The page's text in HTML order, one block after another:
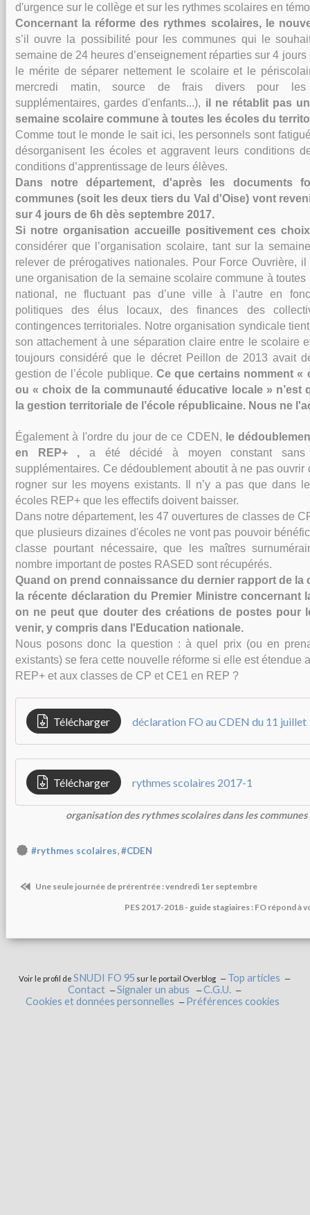
d'urgence sur le collège et sur les rythmes scolaires en
Concernant la réforme des rythmes scolaires, l e
s’il ouvre la possibilité pour les communes qui le
semaine de 24 heures d’enseignement réparties sur 4
le mérite de séparer nettement le scolaire et le
mercredi matin, source de frais divers pour les
supplémentaires, gardes d'enfants...), il
ne rétablit pas
semaine scolaire commune à toutes les écoles du
Comme tout le monde le sait ici, les personnels sont
désorganisent les écoles et aggravent leurs conditions
conditions d’apprentissage de leurs élèves.
Dans notre département, d'après les documents
communes (soit les deux tiers du Val d'Oise) vont
sur 4 jours de 6h dès septembre 2017.
Si notre organisation accueille positivement ces choix
considérer que l’organisation scolaire, tant sur la
relever de prérogatives nationales. Pour Force Ouvrière,
une organisation de la semaine scolaire commune à
national, ne fluctuant pas d’une ville à l’autre en
politiques des élus locaux, des finances des
contingences territoriales. Notre organisation syndicale
son attachement à une séparation claire entre le scolaire
toujours considéré que le décret Peillon de 2013 avait
gestion de l’école publique. Ce que certains nomment «
ou « choix de la communauté éducative locale » n’est
la gestion territoriale de l’école républicaine. Nous ne
Également à l'ordre du jour de ce CDEN, le
en REP+ , a
été décidé à moyen constant
supplémentaires. Ce dédoublement aboutit à ne pas ouvrir
rogner sur les moyens existants. Il n’y a pas que dans
écoles REP+ que les effectifs doivent baisser.
Dans notre département, les 47 ouvertures de classes de
que plusieurs dizaines d'écoles ne vont pas pouvoir
classe pourtant nécessaire, que les maîtres
nombre important de postes RASED sont récupérés.
Quand on prend connaissance du dernier rapport de la
la récente déclaration du Premier Ministre concernant
on ne peut que douter des créations de postes pour
venir, y compris dans l'Education nationale.
Nous posons donc la question : à quel prix (ou en
existants) se fera cette nouvelle réforme si elle est étendue
REP+ et aux classes de CP et CE1 en REP ?
Télécharger déclaration FO au CDEN du 11 juillet
Télécharger rythmes scolaires 2017-1
organisation des rythmes scolaires dans les communes
#rythmes scolaires,#CDEN
Une seule journée de prérentrée : vendredi 1er septembre
PES 2017-2018 - guide stagiaires : FO répond à
Voir le profil deSNUDI FO 95 sur le portail Overblog
Top articles
Contact
Signaler un abus
C.G.U.
Cookies et données personnelles
Préférences cookies